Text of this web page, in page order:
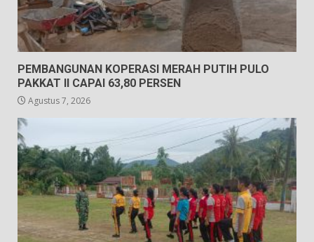
PEMBANGUNAN KOPERASI MERAH PUTIH PULO
PAKKAT II CAPAI 63,80 PERSEN
Agustus 7, 2026